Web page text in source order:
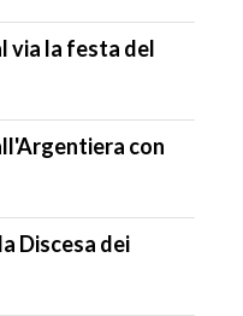
via la festa del
con
Discesa dei